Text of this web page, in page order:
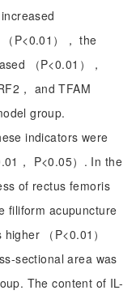
P<0.01）， the
（P<0.01），
， and TFAM
group.
indicators were
， P<0.05）. In the
of rectus femoris
filiform acupuncture
（P<0.01）
sectional area was
The content of IL-